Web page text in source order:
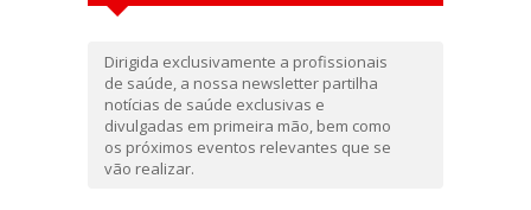
Dirigida exclusivamente a profissionais
de saúde, a nossa newsletter partilha
notícias de saúde exclusivas e
divulgadas em primeira mão, bem como
os próximos eventos relevantes que se
vão realizar.